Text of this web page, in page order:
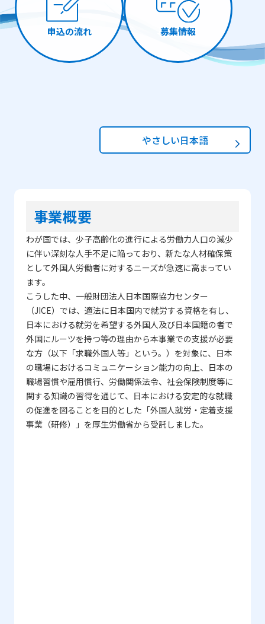
申込の流れ 募集情報
やさしい日本語
事業概要
わが国では、少子高齢化の進行による労働力人口の減少
に伴い深刻な人手不足に陥っており、新たな人材確保策
として外国人労働者に対するニーズが急速に高まってい
ます。
こうした中、一般財団法人日本国際協力センター
（JICE）では、適法に日本国内で就労する資格を有し、
日本における就労を希望する外国人及び日本国籍の者で
外国にルーツを持つ等の理由から本事業での支援が必要
な方（以下「求職外国人等」という。）を対象に、日本
の職場におけるコミュニケーション能力の向上、日本の
職場習慣や雇用慣行、労働関係法令、社会保険制度等に
関する知識の習得を通じて、日本における安定的な就職
の促進を図ることを目的とした「外国人就労・定着支援
事業（研修）」を厚生労働省から受託しました。